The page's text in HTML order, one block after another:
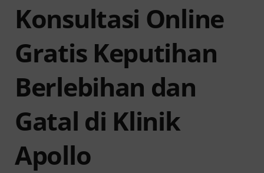
Konsultasi Online
Gratis Keputihan
Berlebihan dan
Gatal di Klinik
Apollo